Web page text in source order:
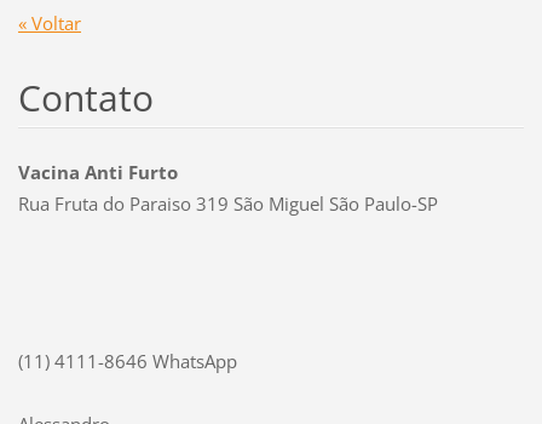
« Voltar
Contato
Vacina Anti Furto
Rua Fruta do Paraiso 319 São Miguel São Paulo-SP
(11) 4111-8646 WhatsApp